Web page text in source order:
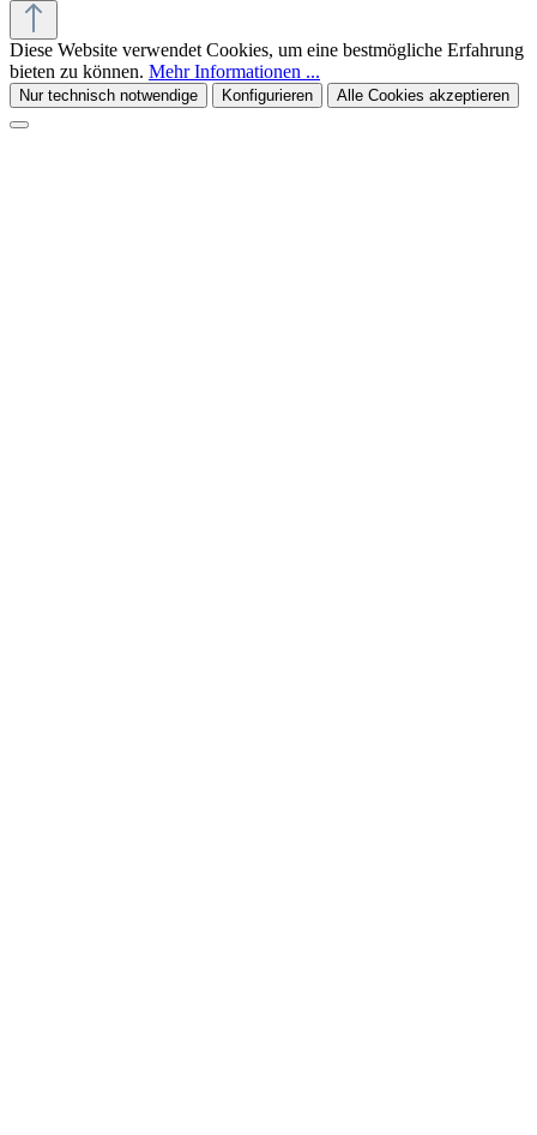
Diese Website verwendet Cookies, um eine bestmögliche Erfahrung
bieten zu können. Mehr Informationen ...
Nur technisch notwendige Konfigurieren Alle Cookies akzeptieren